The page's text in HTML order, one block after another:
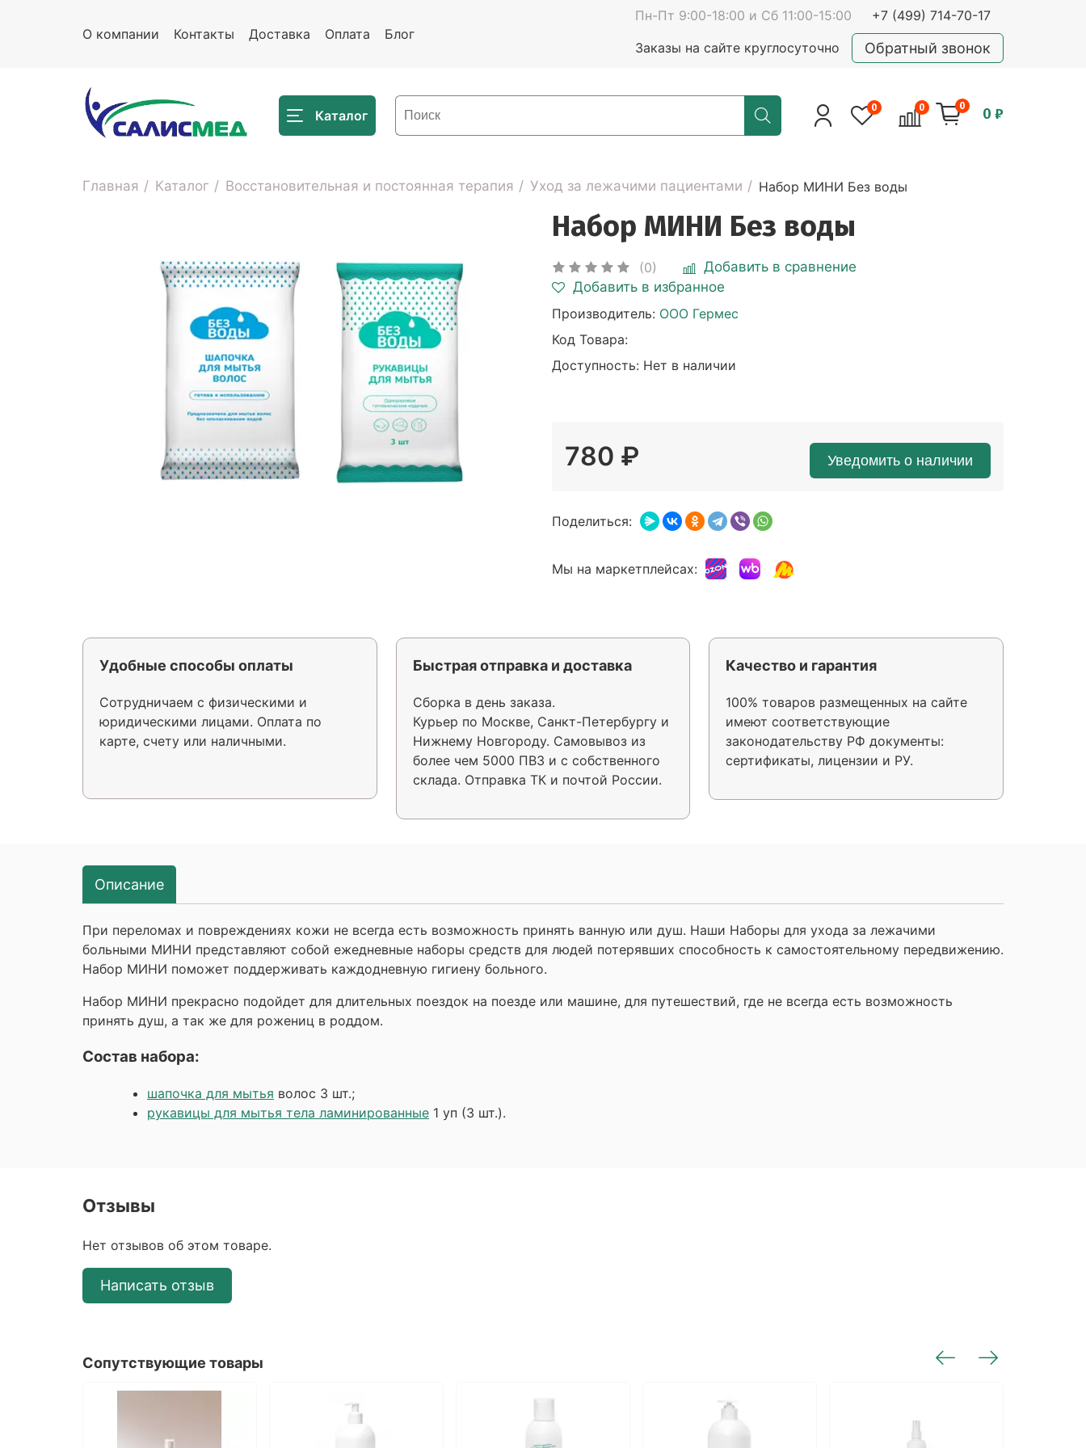
О компании Контакты Доставка Оплата Блог
Пн-Пт 9:00-18:00 и Сб 11:00-15:00 +7 (499) 714-70-17
Заказы на сайте круглосуточно Обратный звонок
Каталог 0 0 0 0 ₽
Главная Каталог Восстановительная и постоянная терапия Уход за лежачими пациентами Набор МИНИ Без воды
Набор МИНИ Без воды
(0)
Добавить в сравнение
Добавить в избранное
Производитель: ООО Гермес
Код Товара:
Доступность: Нет в наличии
780 ₽ Уведомить о наличии
Поделиться:
Мы на маркетплейсах:
Удобные способы оплаты
Сотрудничаем с физическими и
юридическими лицами. Оплата по
карте, счету или наличными.
Быстрая отправка и доставка
Сборка в день заказа.
Курьер по Москве, Санкт-Петербургу и
Нижнему Новгороду. Самовывоз из
более чем 5000 ПВЗ и с собственного
склада. Отправка ТК и почтой России.
Качество и гарантия
100% товаров размещенных на сайте
имеют соответствующие
законодательству РФ документы:
сертификаты, лицензии и РУ.
Описание
При переломах и повреждениях кожи не всегда есть возможность принять ванную или душ. Наши Наборы для ухода за лежачими
больными МИНИ представляют собой ежедневные наборы средств для людей потерявших способность к самостоятельному передвижению.
Набор МИНИ поможет поддерживать каждодневную гигиену больного.
Набор МИНИ прекрасно подойдет для длительных поездок на поезде или машине, для путешествий, где не всегда есть возможность
принять душ, а так же для рожениц в роддом.
Состав набора:
шапочка для мытья волос 3 шт.;
рукавицы для мытья тела ламинированные 1 уп (3 шт.).
Отзывы
Нет отзывов об этом товаре.
Написать отзыв
Сопутствующие товары